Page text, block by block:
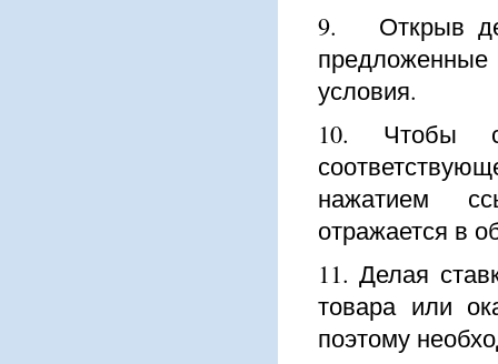
9. Открыв
условия.
10. Чтобы
нажатием
отражается в
11. Делая
товара или
поэтому